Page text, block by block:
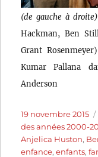
(de gauche à droite)
Hackman, Ben
Grant
Kumar Pallana
Anderson
Publié
le
19 novembre 2015
des années 2000-
Anjelica Huston,
enfance,enfants,